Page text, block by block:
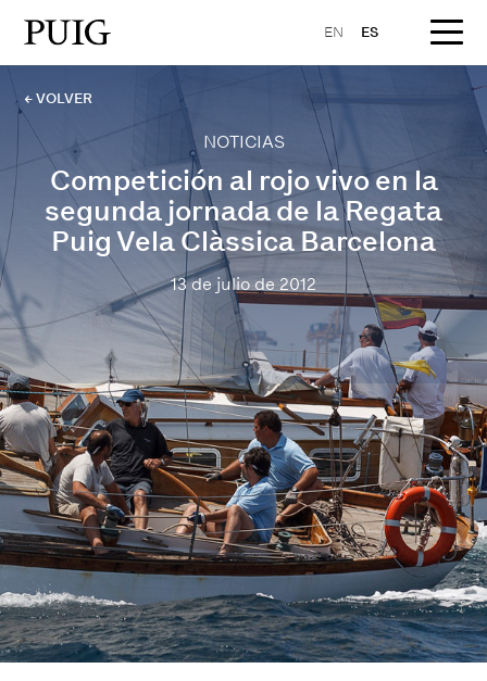
EN ES
← VOLVER
NOTICIAS
Competición al rojo vivo en la
segunda jornada de la Regata
Puig Vela Clàssica Barcelona
13 de julio de 2012